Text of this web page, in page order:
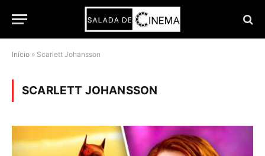
Início » Scarlett Johansson
SCARLETT JOHANSSON